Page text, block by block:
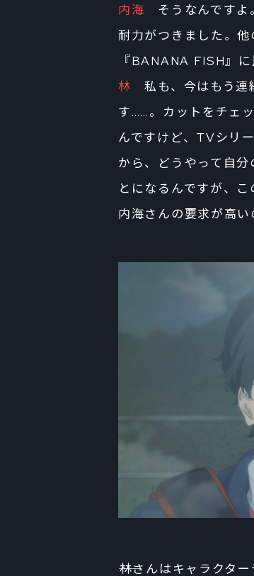
内海 そうなんですよ
耐力がつきました。他
『BANANA FISH』
林 私も、今はもう連
す……。カットをチェ
んですけど、TVシリ
から、どうやって自
とになるんですが、
内海さんの要求が高い
――林さんはキャラクタ